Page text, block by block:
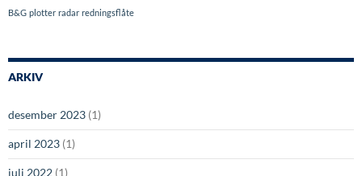
B&G plotter radar redningsflåte
ARKIV
desember 2023 (1)
april 2023 (1)
juli 2022 (1)